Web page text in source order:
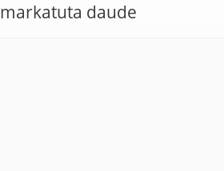
markatuta daude